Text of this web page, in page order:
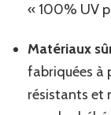
« 100% UV
Matériaux
fabriquées à
résistants et